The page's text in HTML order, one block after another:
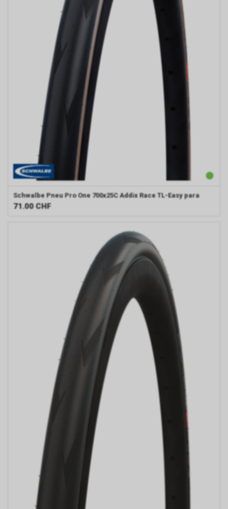
Schwalbe Pneu Pro One 700x25C Addix Race TL-Easy para
71.00 CHF